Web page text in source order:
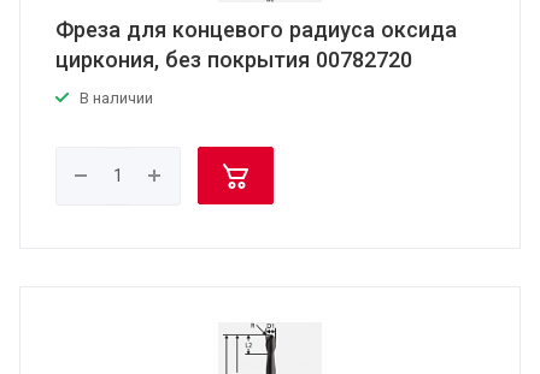
Фреза для концевого радиуса оксида
циркония, без покрытия 00782720
В наличии